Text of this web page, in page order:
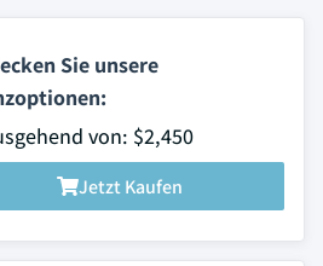
Sie unsere
von: $2,450
Jetzt Kaufen